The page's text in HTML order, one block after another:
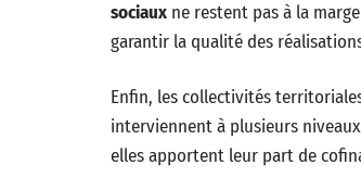
sociaux ne restent pas à la
garantir la qualité des
Enfin, les collectivités
interviennent à plusieurs
elles apportent leur part de